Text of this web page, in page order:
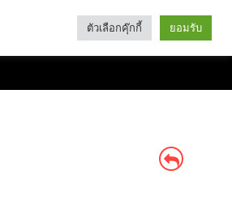
Categories
ตัวเลือกคุ๊กกี้ ยอมรับ